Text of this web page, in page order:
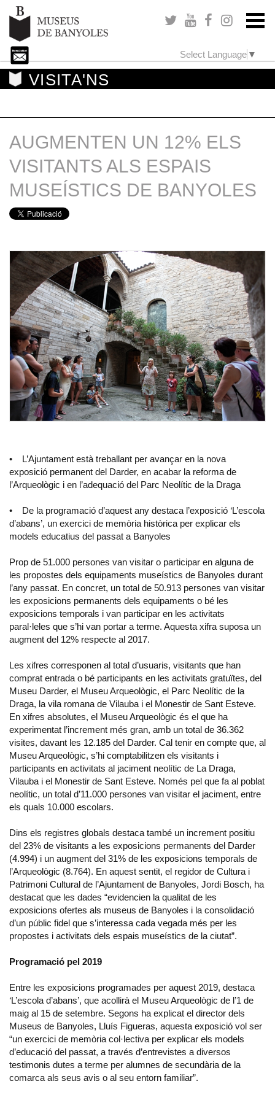
Select Language ▼
VISITA'NS
AUGMENTEN UN 12% ELS
VISITANTS ALS ESPAIS
MUSEÍSTICS DE BANYOLES
• L’Ajuntament està treballant per avançar en la nova
exposició permanent del Darder, en acabar la reforma de
l’Arqueològic i en l’adequació del Parc Neolític de la Draga
• De la programació d’aquest any destaca l’exposició ‘L’escola
d’abans’, un exercici de memòria històrica per explicar els
models educatius del passat a Banyoles
Prop de 51.000 persones van visitar o participar en alguna de
les propostes dels equipaments museístics de Banyoles durant
l’any passat. En concret, un total de 50.913 persones van visitar
les exposicions permanents dels equipaments o bé les
exposicions temporals i van participar en les activitats
paral·leles que s’hi van portar a terme. Aquesta xifra suposa un
augment del 12% respecte al 2017.
Les xifres corresponen al total d’usuaris, visitants que han
comprat entrada o bé participants en les activitats gratuïtes, del
Museu Darder, el Museu Arqueològic, el Parc Neolític de la
Draga, la vila romana de Vilauba i el Monestir de Sant Esteve.
En xifres absolutes, el Museu Arqueològic és el que ha
experimentat l’increment més gran, amb un total de 36.362
visites, davant les 12.185 del Darder. Cal tenir en compte que, al
Museu Arqueològic, s’hi comptabilitzen els visitants i
participants en activitats al jaciment neolític de La Draga,
Vilauba i el Monestir de Sant Esteve. Només pel que fa al poblat
neolític, un total d’11.000 persones van visitar el jaciment, entre
els quals 10.000 escolars.
Dins els registres globals destaca també un increment positiu
del 23% de visitants a les exposicions permanents del Darder
(4.994) i un augment del 31% de les exposicions temporals de
l’Arqueològic (8.764). En aquest sentit, el regidor de Cultura i
Patrimoni Cultural de l’Ajuntament de Banyoles, Jordi Bosch, ha
destacat que les dades “evidencien la qualitat de les
exposicions ofertes als museus de Banyoles i la consolidació
d’un públic fidel que s’interessa cada vegada més per les
propostes i activitats dels espais museístics de la ciutat”.
Programació pel 2019
Entre les exposicions programades per aquest 2019, destaca
‘L’escola d’abans’, que acollirà el Museu Arqueològic de l’1 de
maig al 15 de setembre. Segons ha explicat el director dels
Museus de Banyoles, Lluís Figueras, aquesta exposició vol ser
“un exercici de memòria col·lectiva per explicar els models
d’educació del passat, a través d’entrevistes a diversos
testimonis dutes a terme per alumnes de secundària de la
comarca als seus avis o al seu entorn familiar”.